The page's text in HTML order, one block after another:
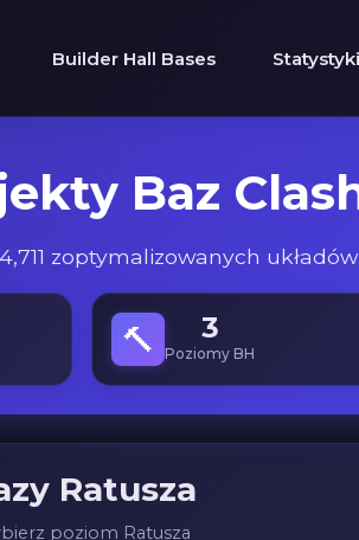
Builder Hall Bases Statystyki
Baz
zoptymalizowanych układów
🔨 3
Poziomy BH
Ratusza
poziom Ratusza